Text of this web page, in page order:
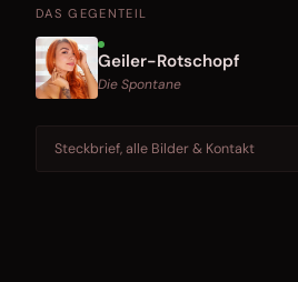
DAS GEGENTEIL
Geiler-Rotschopf
Die Spontane
Steckbrief, alle Bilder & Kontakt